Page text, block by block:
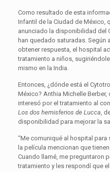
Como resultado de esta
Infantil de la Ciudad de México,
anunciado la disponibilidad del
han quedado saturadas. Según
obtener respuesta, el hospital
tratamiento a niños,
mismo en la India.
Entonces, ¿dónde está el
México? Anthia Michelle
interesó por el tratamiento al
Los dos hemisferios de Lucca ,
disponibilidad para mejorar la
“Me comuniqué al hospital
la película mencionan que
Cuando llamé, me preguntaron
tratamiento y les respondí que